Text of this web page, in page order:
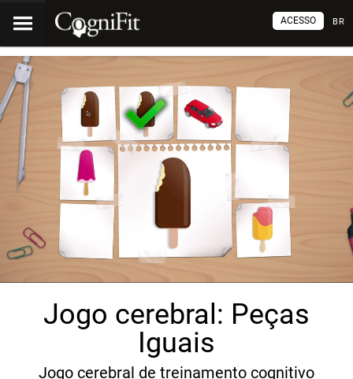
BR
ACESSO
Jogo cerebral: Peças
Iguais
Jogo cerebral de treinamento cognitivo